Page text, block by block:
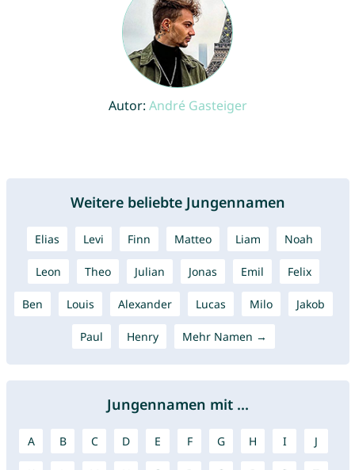
Autor: André Gasteiger
Weitere beliebte Jungennamen
Elias Levi Finn Matteo Liam Noah
Leon Theo Julian Jonas Emil Felix
Ben Louis Alexander Lucas Milo Jakob
Paul Henry Mehr Namen →
Jungennamen mit ...
A B C D E F G H I J